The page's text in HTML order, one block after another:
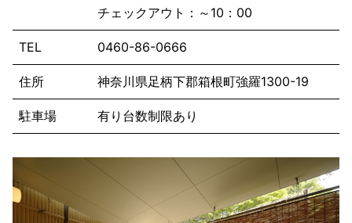
チェックアウト：～10：00
TEL 0460-86-0666
住所 神奈川県足柄下郡箱根町強羅1300-19
駐車場 有り台数制限あり